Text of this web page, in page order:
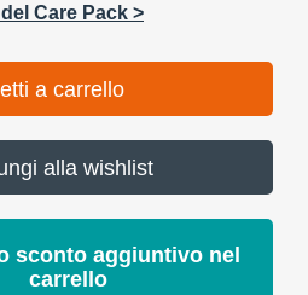
Care Pack >
a carrello
alla wishlist
sconto aggiuntivo nel
carrello